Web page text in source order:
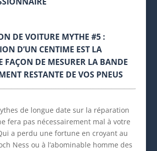
DE VOITURE MYTHE #5 :
D’UN CENTIME EST LA
FAÇON DE MESURER LA BANDE
RESTANTE DE VOS PNEUS
de longue date sur la réparation
fera pas nécessairement mal à votre
a perdu une fortune en croyant au
Ness ou à l’abominable homme des